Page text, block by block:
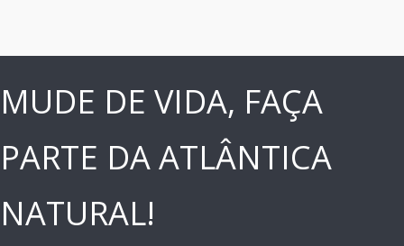
MUDE DE VIDA, FAÇA
PARTE DA ATLÂNTICA
NATURAL!